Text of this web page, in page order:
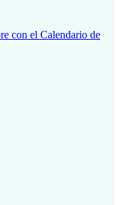
con el Calendario de